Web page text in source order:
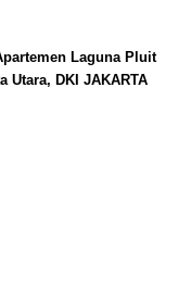
Laguna Pluit
Utara, DKI JAKARTA